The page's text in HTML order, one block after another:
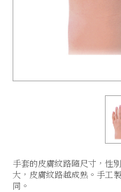
手套的皮膚紋路隨尺寸，性
大，皮膚紋路越成熟。手工
同。